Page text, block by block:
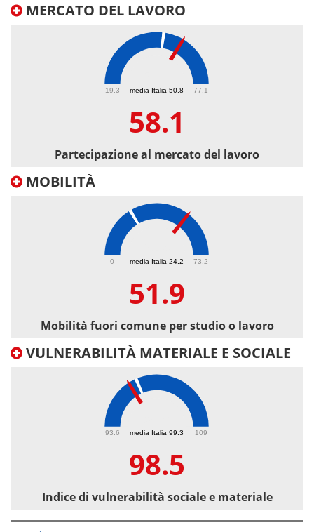
MERCATO DEL LAVORO
media Italia 50.8
19.3 77.1
58.1
Partecipazione al mercato del lavoro
MOBILITÀ
media Italia 24.2
0 73.2
51.9
Mobilità fuori comune per studio o lavoro
VULNERABILITÀ MATERIALE E SOCIALE
media Italia 99.3
93.6 109
98.5
Indice di vulnerabilità sociale e materiale